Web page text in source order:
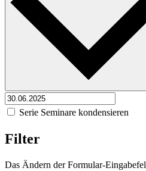
Serie Seminare kondensieren
Filter
Das Ändern der Formular-